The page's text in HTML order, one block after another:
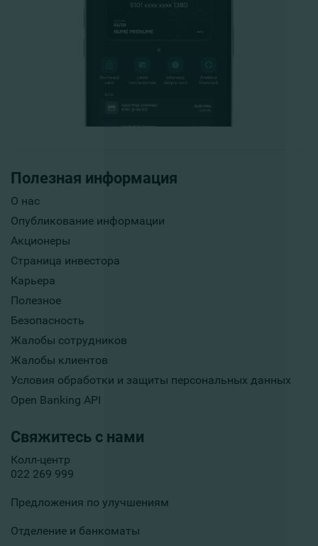
Полезная информация
О нас
Опубликование информации
Акционеры
Страница инвестора
Карьера
Полезное
Безопасность
Жалобы сотрудников
Жалобы клиентов
Условия обработки и защиты персональных данных
Open Banking API
Свяжитесь с нами
Колл-центр
022 269 999
Предложения по улучшениям
Отделение и банкоматы